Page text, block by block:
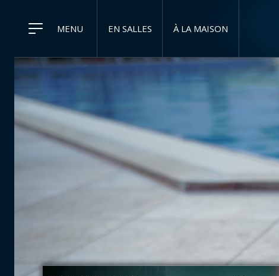
MENU EN SALLES À LA MAISON